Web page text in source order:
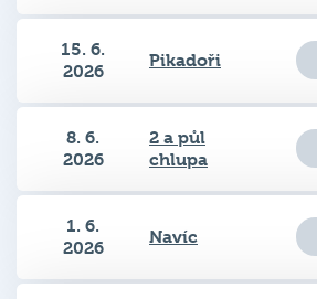
15. 6.
2026
Pikadoři
8. 6.
2026
2 a půl
chlupa
1. 6.
2026
Navíc